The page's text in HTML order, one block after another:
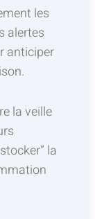
les
alertes
anticiper
la veille
la